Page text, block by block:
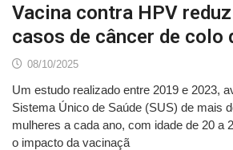
Vacina contra HPV reduz
casos de câncer de colo
08/10/2025
Um estudo realizado entre 2019 e 2023,
Sistema Único de Saúde (SUS) de mais
mulheres a cada ano, com idade de 20 a
o impacto da vacinaçã